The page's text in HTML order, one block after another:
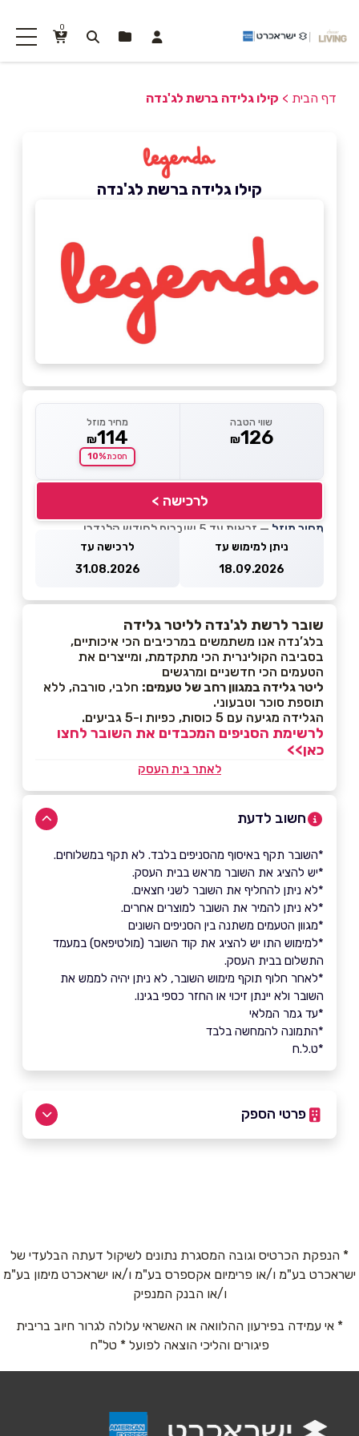
0
דף הבית > קילו גלידה ברשת לג'נדה
קילו גלידה ברשת לג'נדה
שווי הטבה
₪126
מחיר מוזל
₪114
חסכת10%
לרכישה >
מחיר מוזל — זכאות עד 5 שוברים לחודש קלנדרי
ניתן למימוש עד
18.09.2026
לרכישה עד
31.08.2026
שובר לרשת לג'נדה לליטר גלידה
בלג’נדה אנו משתמשים במרכיבים הכי איכותיים,
בסביבה הקולינרית הכי מתקדמת, ומייצרים את
הטעמים הכי חדשניים ומרגשים
ליטר גלידה במגוון רחב של טעמים: חלבי, סורבה, ללא
תוספת סוכר וטבעוני.
הגלידה מגיעה עם 5 כוסות, כפיות ו-5 גביעים.
לרשימת הסניפים המכבדים את השובר לחצו
כאן>>
לאתר בית העסק
חשוב לדעת
*השובר תקף באיסוף מהסניפים בלבד. לא תקף במשלוחים.
*יש להציג את השובר מראש בבית העסק.
*לא ניתן להחליף את השובר לשני חצאים.
*לא ניתן להמיר את השובר למוצרים אחרים.
*מגוון הטעמים משתנה בין הסניפים השונים
*למימוש התו יש להציג את קוד השובר (מולטיפאס) במעמד
התשלום בבית העסק.
*לאחר חלוף תוקף מימוש השובר, לא ניתן יהיה לממש את
השובר ולא יינתן זיכוי או החזר כספי בגינו.
*עד גמר המלאי
*התמונה להמחשה בלבד
*ט.ל.ח
פרטי הספק
אנא חזרו אלי בקשר ל...
* הנפקת הכרטיס וגובה המסגרת נתונים לשיקול דעתה הבלעדי של
ישראכרט בע"מ ו/או פרימיום אקספרס בע"מ ו/או ישראכרט מימון בע"מ
ו/או הבנק המנפיק
* אי עמידה בפירעון ההלוואה או האשראי עלולה לגרור חיוב בריבית
פיגורים והליכי הוצאה לפועל * טל"ח